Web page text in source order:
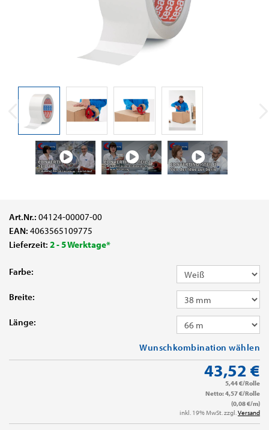
Art.Nr.: 04124-00007-00
EAN: 4063565109775
Lieferzeit: 2 - 5 Werktage*
Farbe:
Breite:
Länge:
Wunschkombination wählen
43,52 €
5,44 €/Rolle
Netto: 4,57 €/Rolle
(0,08 €/m)
inkl. 19% MwSt. zzgl.Versand